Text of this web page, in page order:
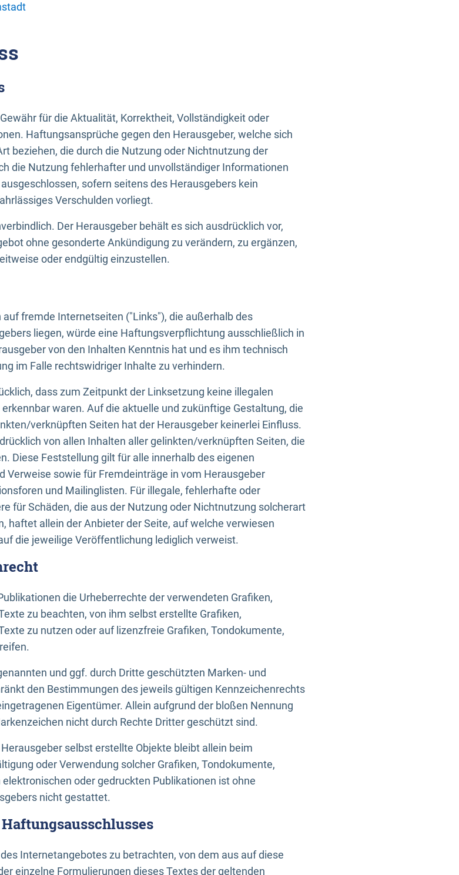
für die Aktualität, Korrektheit, Vollständigkeit oder
Haftungsansprüche gegen den Herausgeber, welche sich
beziehen, die durch die Nutzung oder Nichtnutzung der
die Nutzung fehlerhafter und unvollständiger Informationen
sofern seitens des Herausgebers kein
Verschulden vorliegt.
Der Herausgeber behält es sich ausdrücklich vor,
ohne gesonderte Ankündigung zu verändern, zu ergänzen,
oder endgültig einzustellen.
fremde Internetseiten ("Links"), die außerhalb des
liegen, würde eine Haftungsverpflichtung ausschließlich in
von den Inhalten Kenntnis hat und es ihm technisch
im Falle rechtswidriger Inhalte zu verhindern.
dass zum Zeitpunkt der Linksetzung keine illegalen
waren. Auf die aktuelle und zukünftige Gestaltung, die
verknüpften Seiten hat der Herausgeber keinerlei Einfluss.
von allen Inhalten aller gelinkten/verknüpften Seiten, die
Diese Feststellung gilt für alle innerhalb des eigenen
Verweise sowie für Fremdeinträge in vom Herausgeber
und Mailinglisten. Für illegale, fehlerhafte oder
für Schäden, die aus der Nutzung oder Nichtnutzung solcherart
haftet allein der Anbieter der Seite, auf welche verwiesen
die jeweilige Veröffentlichung lediglich verweist.
die Urheberrechte der verwendeten Grafiken,
zu beachten, von ihm selbst erstellte Grafiken,
zu nutzen oder auf lizenzfreie Grafiken, Tondokumente,
und ggf. durch Dritte geschützten Marken- und
den Bestimmungen des jeweils gültigen Kennzeichenrechts
Eigentümer. Allein aufgrund der bloßen Nennung
nicht durch Rechte Dritter geschützt sind.
selbst erstellte Objekte bleibt allein beim
oder Verwendung solcher Grafiken, Tondokumente,
oder gedruckten Publikationen ist ohne
nicht gestattet.
Internetangebotes zu betrachten, von dem aus auf diese
einzelne Formulierungen dieses Textes der geltenden